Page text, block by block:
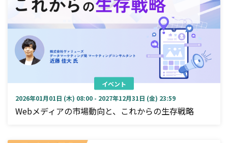
イベント
2026年01月01日 (木) 08:00 - 2027年12月31日 (金) 23:59
Webメディアの市場動向と、これからの生存戦略